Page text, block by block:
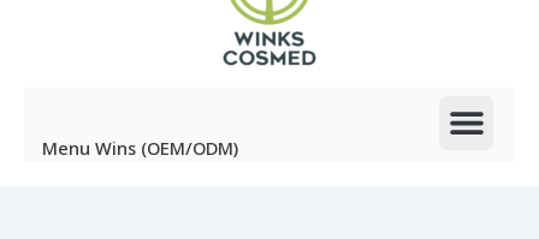
Menu Wins (OEM/ODM)